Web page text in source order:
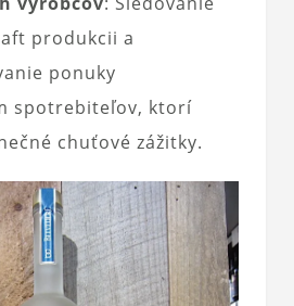
produkcii a
ponuky
spotrebiteľov, ktorí
chuťové zážitky.